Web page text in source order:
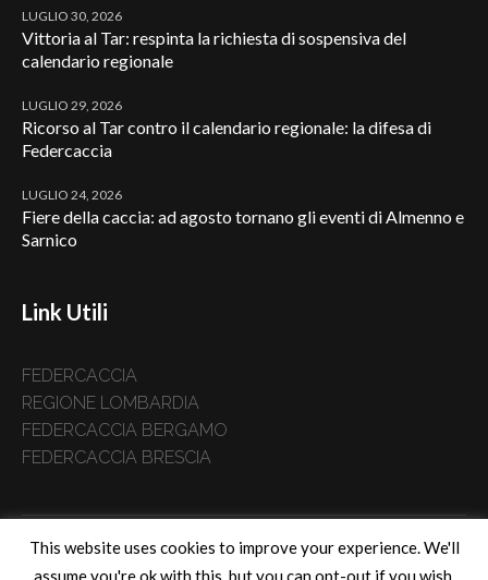
LUGLIO 30, 2026
Vittoria al Tar: respinta la richiesta di sospensiva del
calendario regionale
LUGLIO 29, 2026
Ricorso al Tar contro il calendario regionale: la difesa di
Federcaccia
LUGLIO 24, 2026
Fiere della caccia: ad agosto tornano gli eventi di Almenno e
Sarnico
Link Utili
FEDERCACCIA
REGIONE LOMBARDIA
FEDERCACCIA BERGAMO
FEDERCACCIA BRESCIA
Home Chi Siamo News Ricerca Gare
Tesseramento
This website uses cookies to improve your experience. We'll
assume you're ok with this, but you can opt-out if you wish.